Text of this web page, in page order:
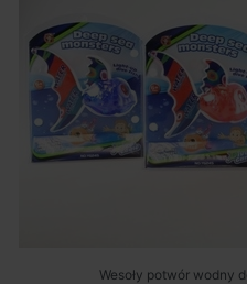
Wesoły potwór wodny